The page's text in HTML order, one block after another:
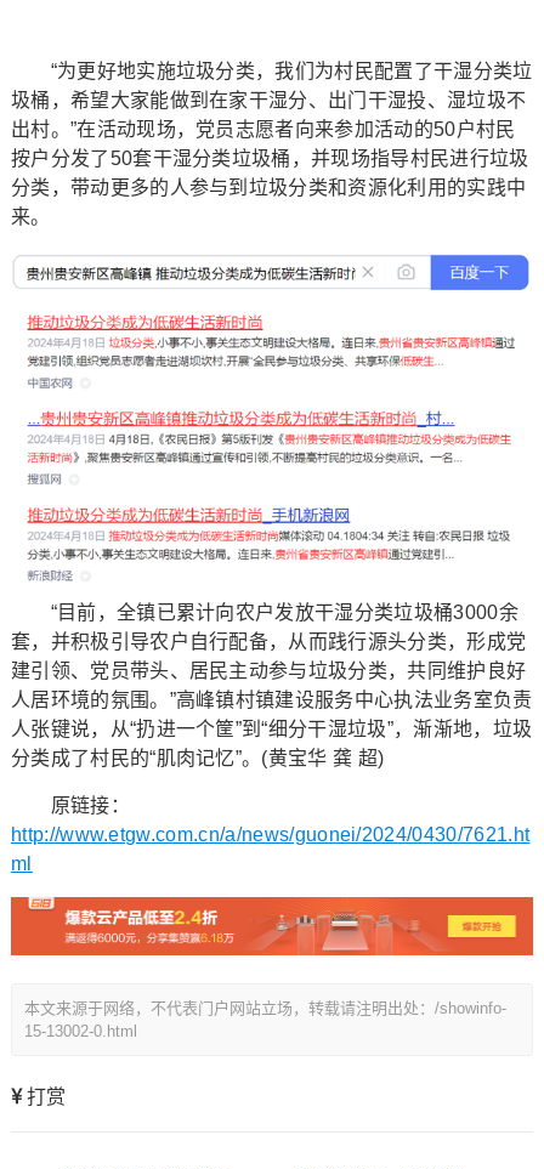
“为更好地实施垃圾分类，我们为村民配置了干湿分类垃
圾桶，希望大家能做到在家干湿分、出门干湿投、湿垃圾不
出村。”在活动现场，党员志愿者向来参加活动的50户村民
按户分发了50套干湿分类垃圾桶，并现场指导村民进行垃圾
分类，带动更多的人参与到垃圾分类和资源化利用的实践中
来。
“目前，全镇已累计向农户发放干湿分类垃圾桶3000余
套，并积极引导农户自行配备，从而践行源头分类，形成党
建引领、党员带头、居民主动参与垃圾分类，共同维护良好
人居环境的氛围。”高峰镇村镇建设服务中心执法业务室负责
人张键说，从“扔进一个筐”到“细分干湿垃圾”，渐渐地，垃圾
分类成了村民的“肌肉记忆”。(黄宝华 龚 超)
原链接：
http://www.etgw.com.cn/a/news/guonei/2024/0430/7621.ht
ml
本文来源于网络，不代表门户网站立场，转载请注明出处：/showinfo-
15-13002-0.html
打赏